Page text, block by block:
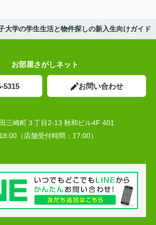
大学の学生生活と物件探しの新入生向けガイド
お部屋さがしネット
5315 お問い合わせ
三崎町３丁目2-13 秋和ビル4F 401
（店舗受付時間：17:00）